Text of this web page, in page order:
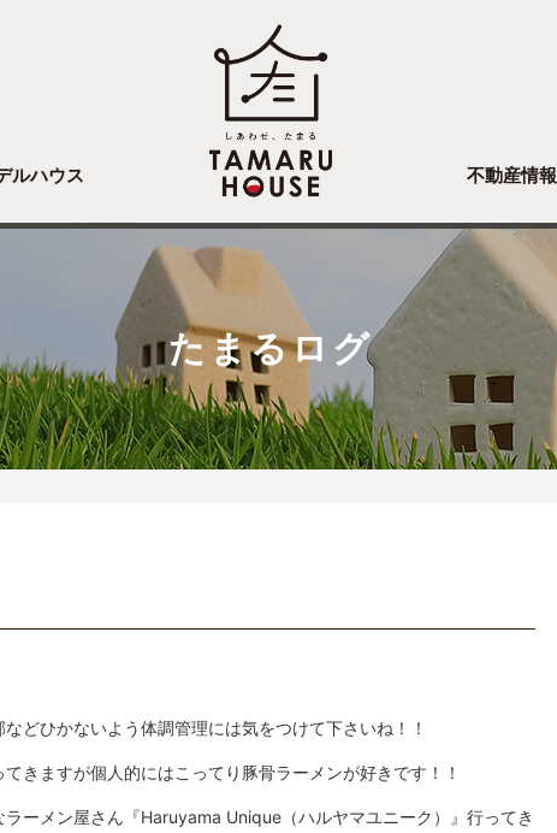
ルハウス 不動産情報
たまるログ
どひかないよう体調管理には気をつけて下さいね！！
きますが個人的にはこってり豚骨ラーメンが好きです！！
ーメン屋さん『Haruyama Unique（ハルヤマユニーク）』行ってき